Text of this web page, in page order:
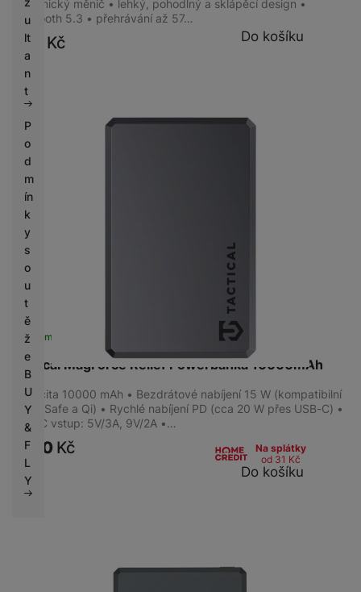
u
lt
a
n
t
P
o
d
m
ín
k
y
s
o
u
t
ě
ž
e
B
U
Y
&
F
L
Y
dynamický měnič • lehký, pohodlný a sklápěcí design •
Bluetooth 5.3 • přehrávání až 57…
999 Kč Do košíku
Tactical MagForce Relief Powerbanka 10000mAh
Skladem
Kapacita 10000 mAh • Bezdrátové nabíjení 15 W (kompatibilní
s MagSafe a Qi) • Rychlé nabíjení PD (cca 20 W přes USB-C) •
USB-C vstup: 5V/3A, 9V/2A •…
1 190 Kč
Na splátky
od 31 Kč
Do košíku